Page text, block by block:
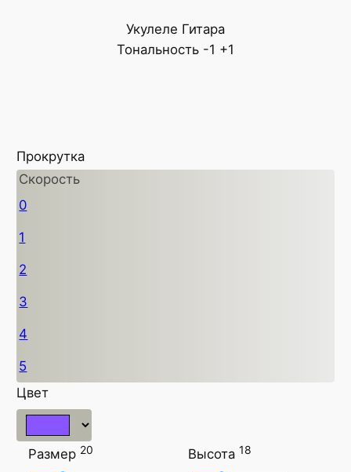
Укулеле Гитара
Тональность -1 +1
Прокрутка
Скорость
0
1
2
3
4
5
Цвет
Размер 20 Высота 18